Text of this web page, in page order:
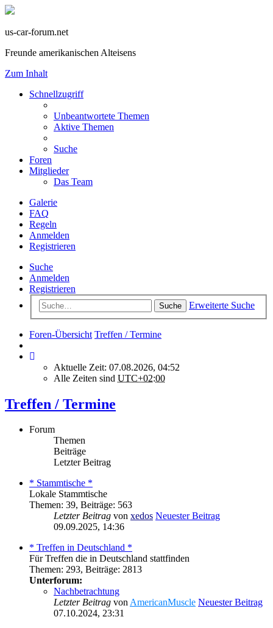
us-car-forum.net
Freunde amerikanischen Alteisens
Zum Inhalt
Schnellzugriff
Unbeantwortete Themen
Aktive Themen
Suche
Foren
Mitglieder
Das Team
Galerie
FAQ
Regeln
Anmelden
Registrieren
Suche
Anmelden
Registrieren
Suche Erweiterte Suche
Foren-Übersicht Treffen / Termine
Aktuelle Zeit: 07.08.2026, 04:52
Alle Zeiten sind UTC+02:00
Treffen / Termine
Forum
Themen
Beiträge
Letzter Beitrag
* Stammtische *
Lokale Stammtische
Themen: 39, Beiträge: 563
Letzter Beitrag von xedos Neuester Beitrag
09.09.2025, 14:36
* Treffen in Deutschland *
Für Treffen die in Deutschland stattfinden
Themen: 293, Beiträge: 2813
Unterforum:
Nachbetrachtung
Letzter Beitrag vonAmericanMuscle Neuester Beitrag
07.10.2024, 23:31